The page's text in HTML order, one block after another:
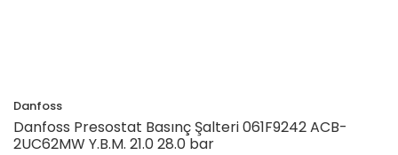
Danfoss
Danfoss Presostat Basınç Şalteri 061F9242 ACB-
2UC62MW Y.B.M. 21.0 28.0 bar